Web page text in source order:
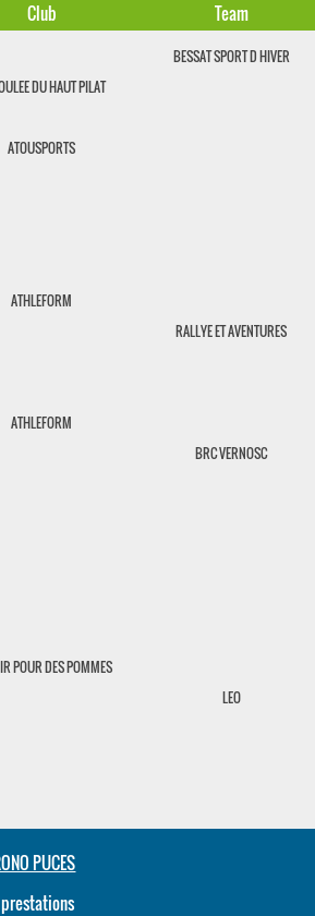
Club Team
BESSAT SPORT D HIVER
DU HAUT PILAT
ATOUSPORTS
ATHLEFORM
RALLYE ET AVENTURES
ATHLEFORM
BRC VERNOSC
POUR DES POMMES
LEO
PUCES
prestations